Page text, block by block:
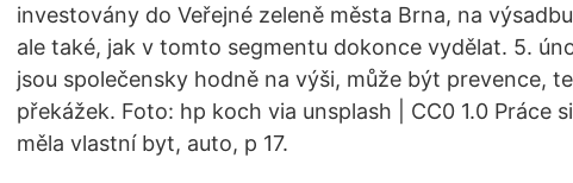
investovány do Veřejné zeleně města Brna, na
ale také, jak v tomto segmentu dokonce vydělat. 5.
jsou společensky hodně na výši, může být prevence,
překážek. Foto: hp koch via unsplash | CC0 1.0 Práce
měla vlastní byt, auto, p 17.